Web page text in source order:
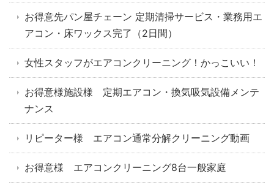
お得意先パン屋チェーン 定期清掃サービス・業務用エ
アコン・床ワックス完了（2日間）
女性スタッフがエアコンクリーニング！かっこいい！
お得意様施設様 定期エアコン・換気吸気設備メンテ
ナンス
リピーター様 エアコン通常分解クリーニング動画
お得意様 エアコンクリーニング8台一般家庭